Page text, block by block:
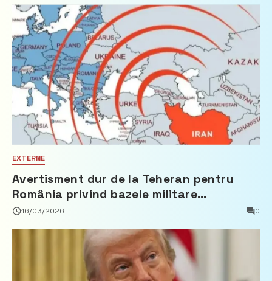
EXTERNE
Avertisment dur de la Teheran pentru
România privind bazele militare
americane: “O astfel de decizie ar
agresiune militară și ar atrage
responsabilitate internațională”
16/03/2026 0